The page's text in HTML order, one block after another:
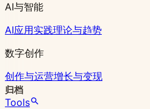
AI与智能
AI应用实践理论与趋势
数字创作
创作与运营增长与变现
归档
Tools